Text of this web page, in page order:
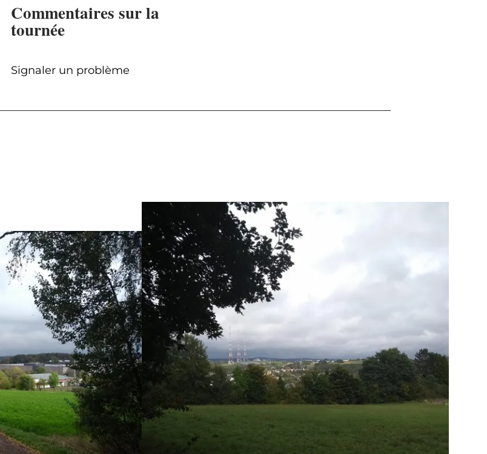
Commentaires sur la
tournée
Signaler un problème